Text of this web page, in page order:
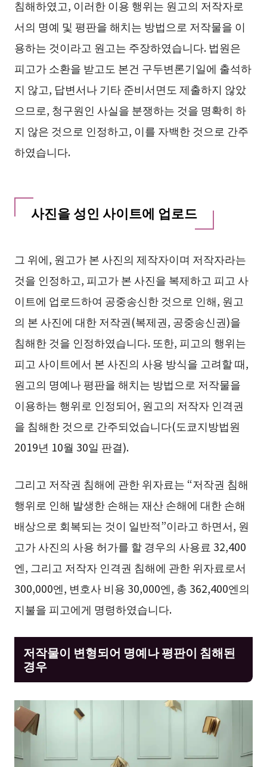
침해하였고, 이러한 이용 행위는 원고의 저작자로
서의 명예 및 평판을 해치는 방법으로 저작물을 이
용하는 것이라고 원고는 주장하였습니다. 법원은
피고가 소환을 받고도 본건 구두변론기일에 출석하
지 않고, 답변서나 기타 준비서면도 제출하지 않았
으므로, 청구원인 사실을 분쟁하는 것을 명확히 하
지 않은 것으로 인정하고, 이를 자백한 것으로 간주
하였습니다.
사진을 성인 사이트에 업로드
그 위에, 원고가 본 사진의 제작자이며 저작자라는
것을 인정하고, 피고가 본 사진을 복제하고 피고 사
이트에 업로드하여 공중송신한 것으로 인해, 원고
의 본 사진에 대한 저작권(복제권, 공중송신권)을
침해한 것을 인정하였습니다. 또한, 피고의 행위는
피고 사이트에서 본 사진의 사용 방식을 고려할 때,
원고의 명예나 평판을 해치는 방법으로 저작물을
이용하는 행위로 인정되어, 원고의 저작자 인격권
을 침해한 것으로 간주되었습니다(도쿄지방법원
2019년 10월 30일 판결).
그리고 저작권 침해에 관한 위자료는 “저작권 침해
행위로 인해 발생한 손해는 재산 손해에 대한 손해
배상으로 회복되는 것이 일반적”이라고 하면서, 원
고가 사진의 사용 허가를 할 경우의 사용료 32,400
엔, 그리고 저작자 인격권 침해에 관한 위자료로서
300,000엔, 변호사 비용 30,000엔, 총 362,400엔의
지불을 피고에게 명령하였습니다.
저작물이 변형되어 명예나 평판이 침해된
경우